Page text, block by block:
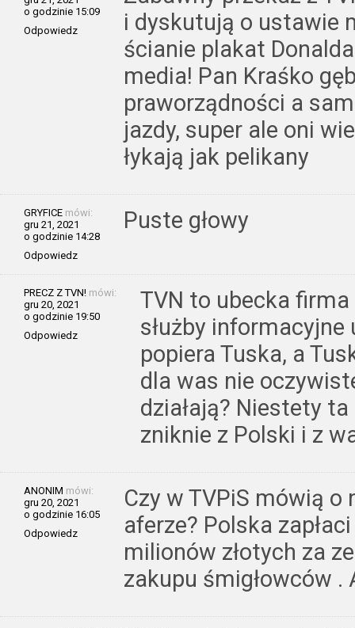
o godzinie 15:09
Odpowiedz
i dyskutują o ustawie
ścianie plakat
media! Pan Kraśko
praworządności a
jazdy, super ale oni
łykają jak pelikany
GRYFICE mówi:
gru 21, 2021
o godzinie 14:28
Odpowiedz
Puste głowy
PRECZ Z TVN! mówi:
gru 20, 2021
o godzinie 19:50
Odpowiedz
TVN to ubecka
służby informacyjne
popiera Tuska, a
dla was nie
działają? Niestety
zniknie z Polski i z
ANONIM mówi:
gru 20, 2021
o godzinie 16:05
Odpowiedz
Czy w TVPiS mówią
aferze? Polska
milionów złotych za
zakupu śmigłowców .